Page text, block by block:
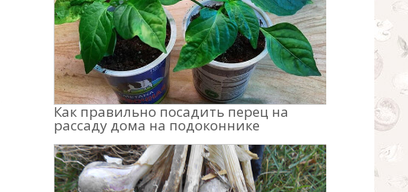
Как правильно посадить перец на
рассаду дома на подоконнике